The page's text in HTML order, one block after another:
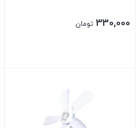
330,000 تومان